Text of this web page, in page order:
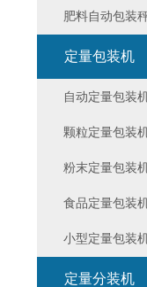
肥料自动包装
定量包装机
自动定量包装
颗粒定量包装
粉末定量包装
食品定量包装
小型定量包装
定量分装机